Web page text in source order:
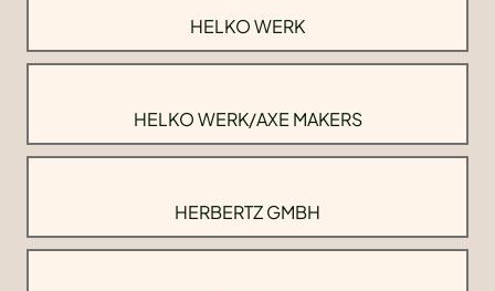
HELKO WERK
HELKO WERK/AXE MAKERS
HERBERTZ GMBH